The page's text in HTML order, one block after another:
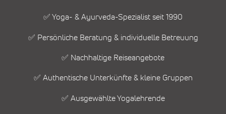
✅ Yoga- & Ayurveda-Spezialist seit 1990
✅ Persönliche Beratung & individuelle Betreuung
✅ Nachhaltige Reiseangebote
✅ Authentische Unterkünfte & kleine Gruppen
✅ Ausgewählte Yogalehrende